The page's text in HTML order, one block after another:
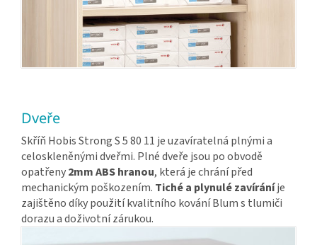
Dveře
Skříň Hobis Strong S 5 80 11 je uzavíratelná plnými a
celoskleněnými dveřmi. Plné dveře jsou po obvodě
opatřeny2mm ABS hranou, která je chrání před
mechanickým poškozením. Tiché a plynulé zavíráníje
zajištěno díky použití kvalitního kování Blum s tlumiči
dorazu a doživotní zárukou.